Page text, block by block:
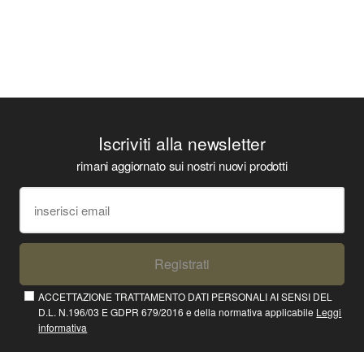
Iscriviti alla newsletter
rimani aggiornato sui nostri nuovi prodotti
Registrati
ACCETTAZIONE TRATTAMENTO DATI PERSONALI AI SENSI DEL
D.L. N.196/03 E GDPR 679/2016 e della normativa applicabile Leggi
informativa